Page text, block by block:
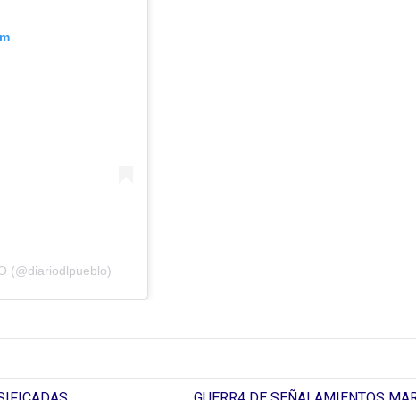
(@diariodlpueblo)